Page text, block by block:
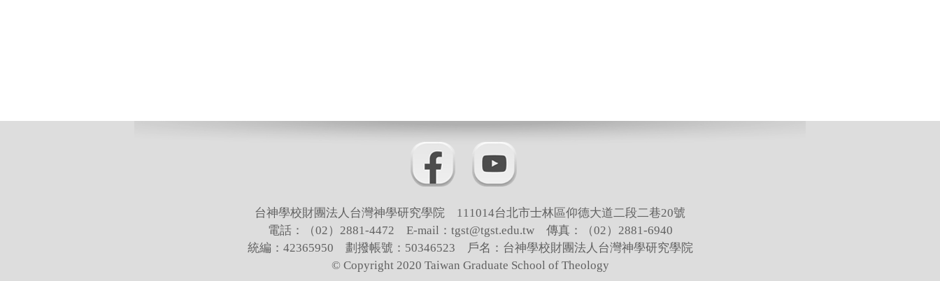
台神學校財團法人台灣神學研究學院 111014台北市士林區仰德大道二段二巷20號
電話：（02）2881-4472 E-mail：tgst@tgst.edu.tw 傳真：（02）2881-6940
統編：42365950 劃撥帳號：50346523 戶名：台神學校財團法人台灣神學研究學院
© Copyright 2020 Taiwan Graduate School of Theology